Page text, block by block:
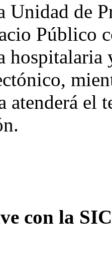
Unidad de
Público
hospitalaria
atenderá el
con la